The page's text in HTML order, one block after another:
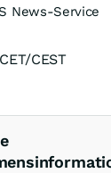
News-Service
CEST